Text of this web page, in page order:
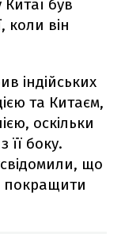
був
коли він
індійських
та Китаєм,
оскільки
її боку.
що
покращити